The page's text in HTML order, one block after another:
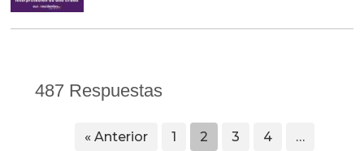
487 Respuestas
« Anterior 1 2 3 4 …